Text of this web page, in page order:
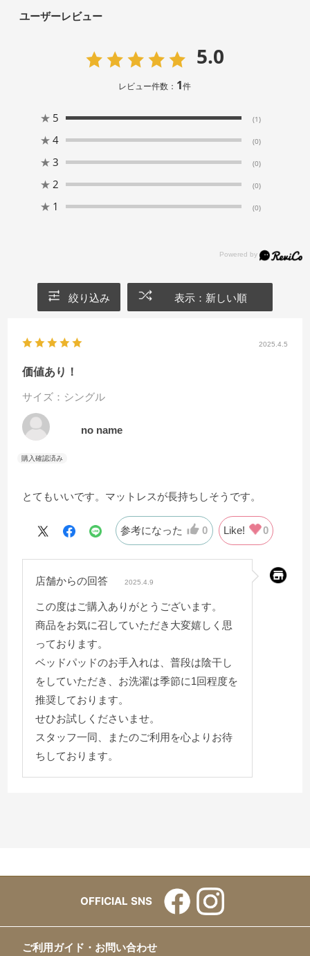
ユーザーレビュー
5.0
レビュー件数： 1件
★ 5 (1)
★ 4 (0)
★ 3 (0)
★ 2 (0)
★ 1 (0)
絞り込み 表示：新しい順
2025.4.5
価値あり！
サイズ：シングル
no name
とてもいいです。マットレスが長持ちしそうです。
参考になった 0 Like! 0
店舗からの回答 2025.4.9
この度はご購入ありがとうございます。
商品をお気に召していただき大変嬉しく思
っております。
ベッドパッドのお手入れは、普段は陰干し
をしていただき、お洗濯は季節に1回程度を
推奨しております。
せひお試しくださいませ。
スタッフ一同、またのご利用を心よりお待
ちしております。
OFFICIAL SNS
ご利用ガイド・お問い合わせ